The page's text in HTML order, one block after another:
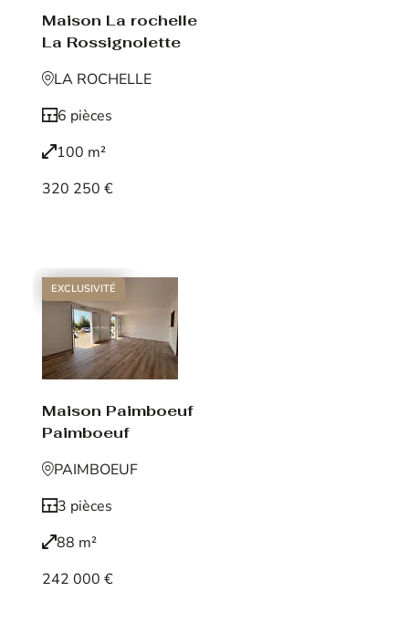
Maison La rochelle
La Rossignolette
LA ROCHELLE
6 pièces
100 m²
320 250 €
EXCLUSIVITÉ
Maison Paimboeuf
Paimboeuf
PAIMBOEUF
3 pièces
88 m²
242 000 €